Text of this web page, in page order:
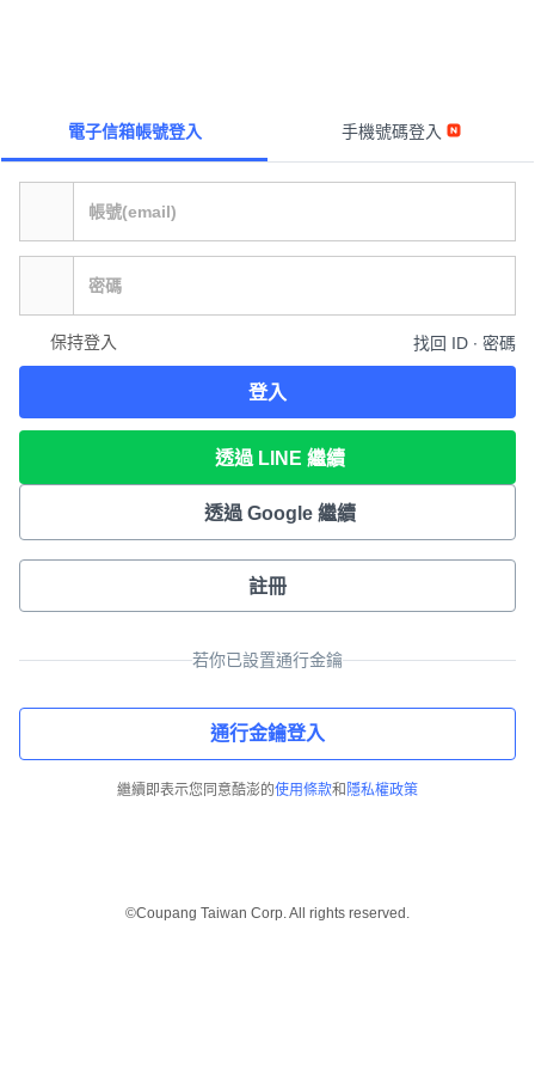
電子信箱帳號登入 手機號碼登入
保持登入 找回 ID ∙ 密碼
登入
透過 LINE 繼續
透過 Google 繼續
註冊
若你已設置通行金鑰
通行金鑰登入
繼續即表示您同意酷澎的使用條款和 隱私權政策
©Coupang Taiwan Corp. All rights reserved.